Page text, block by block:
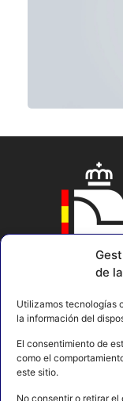
de
Utilizamos tecnologías
la información del
El consentimiento de
como el
este sitio.
No consentir o retirar